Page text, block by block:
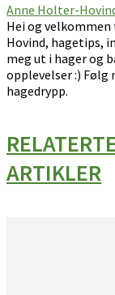
Anne Holter-
Hei og
Hovind, hagetips,
meg ut i hager og
opplevelser :) Følg
hagedrypp.
ARTIKLER